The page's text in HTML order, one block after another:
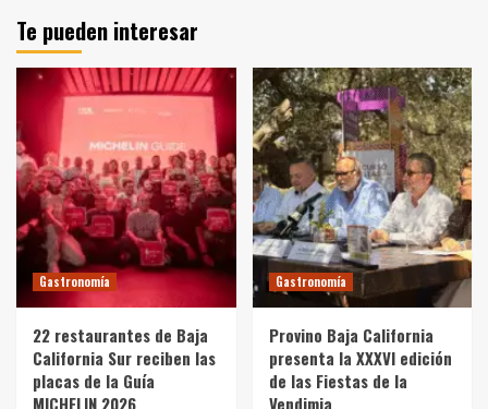
Te pueden interesar
Gastronomía
22 restaurantes de Baja
California Sur reciben las
placas de la Guía
MICHELIN 2026
Gastronomía
Provino Baja California
presenta la XXXVI edición
de las Fiestas de la
Vendimia